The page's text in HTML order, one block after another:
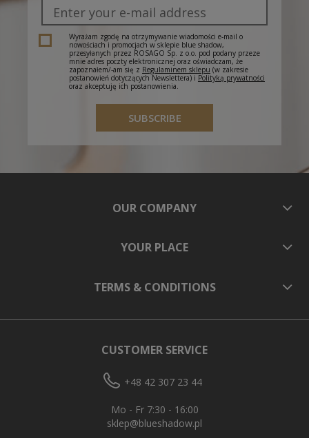
Wyrażam zgodę na otrzymywanie wiadomości e-mail o
nowościach i promocjach w sklepie blue shadow,
przesyłanych przez ROSAGO Sp. z o.o. pod podany przeze
mnie adres poczty elektronicznej oraz oświadczam, że
zapoznałem/-am się z Regulaminem sklepu (w zakresie
postanowień dotyczących Newslettera) i Polityką prywatności
oraz akceptuję ich postanowienia.
SUBSCRIBE
OUR COMPANY
YOUR PLACE
TERMS & CONDITIONS
CUSTOMER SERVICE
+48 42 307 23 44
Mo - Fr 7:30 - 16:00
sklep@blueshadow.pl